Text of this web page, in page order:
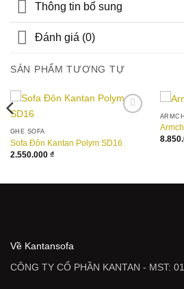
Thông tin bổ sung
Đánh giá (0)
SẢN PHẨM TƯƠNG TỰ
GHẾ SOFA
Sofa Đôn Kantan Polym SD16
2.550.000 ₫
Về Kantansofa
CÔNG TY CỔ PHẦN KANTAN - MST: